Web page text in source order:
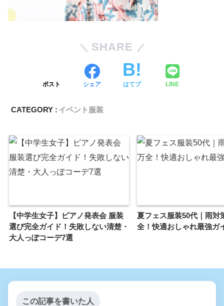
SHARE
ポスト シェア はてブ LINE
CATEGORY : イベント服装
【中学生女子】ピアノ発表会 服装
選び完全ガイド！失敗しない清楚・
大人っぽコーデ7選
夏フェス服装50代｜雨対
全！快適おしゃれ最強ガ
この記事を書いた人